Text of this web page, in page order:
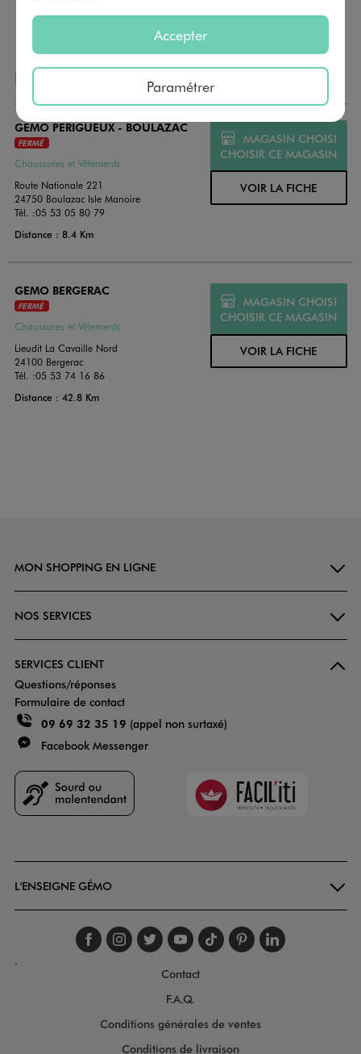
dans de jolies enveloppes pour toutes les occasions.
NOS AUTRES MAGASINS
GEMO PERIGUEUX - BOULAZAC
FERMÉ
Chaussures et Vêtements
Route Nationale 221
24750 Boulazac Isle Manoire
Tél. :05 53 05 80 79
Distance : 8.4 Km
MAGASIN CHOISI
CHOISIR CE MAGASIN
VOIR LA FICHE
GEMO BERGERAC
FERMÉ
Chaussures et Vêtements
Lieudit La Cavaille Nord
24100 Bergerac
Tél. :05 53 74 16 86
Distance : 42.8 Km
MAGASIN CHOISI
CHOISIR CE MAGASIN
VOIR LA FICHE
MON SHOPPING EN LIGNE
NOS SERVICES
SERVICES CLIENT
Questions/réponses
Formulaire de contact
09 69 32 35 19 (appel non surtaxé)
Facebook Messenger
Faciliti
L'ENSEIGNE GÉMO
Suivez-nous sur
Suivez-nous sur
Suivez-nous sur
Suivez-nous
Suivez-nous
Suivez-
.
Contact
F.A.Q.
Conditions générales de ventes
Conditions de livraison
Accepter
Paramétrer